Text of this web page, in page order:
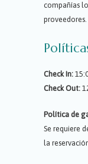
compañías
proveedores.
Check In:
Check Out:
Política de
Se requiere
la